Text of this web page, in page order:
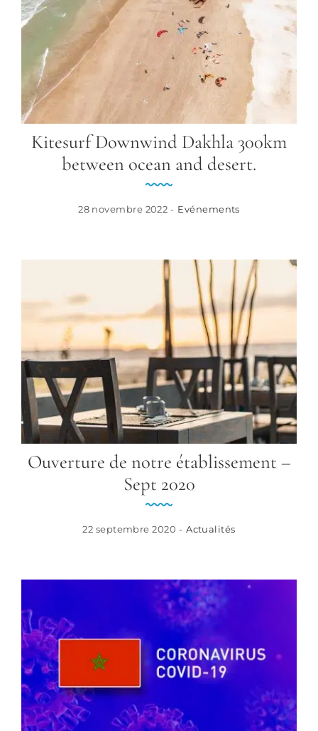
Kitesurf Downwind Dakhla 300km
between ocean and desert.
28 novembre 2022 - Evénements
Ouverture de notre établissement –
Sept 2020
22 septembre 2020 - Actualités